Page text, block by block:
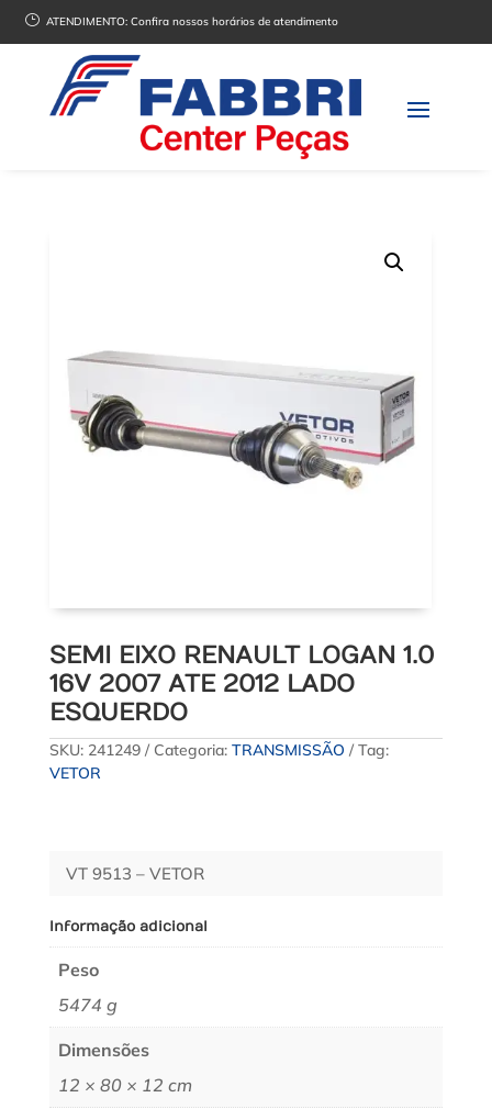
} ATENDIMENTO:Confira nossos horários de atendimento
SEMI EIXO RENAULT LOGAN 1.0
16V 2007 ATE 2012 LADO
ESQUERDO
SKU: 241249 Categoria: TRANSMISSÃO
Tag:
VETOR
VT 9513 – VETOR
Informação adicional
Peso
5474 g
Dimensões
12 × 80 × 12 cm